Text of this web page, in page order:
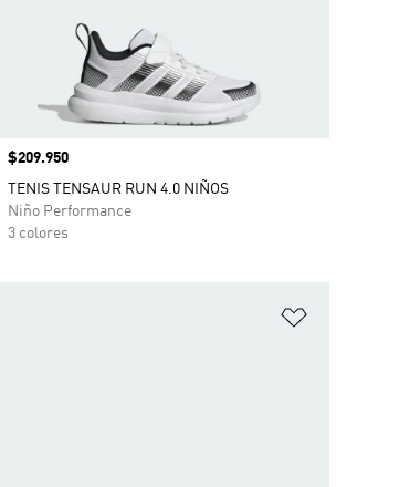
Precio
$209.950
TENIS TENSAUR RUN 4.0 NIÑOS
Niño Performance
3 colores